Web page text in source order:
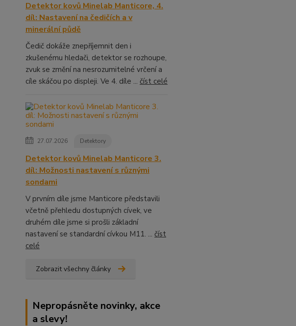
Detektor kovů Minelab Manticore, 4.
díl: Nastavení na čedičích a v
minerální půdě
Čedič dokáže znepříjemnit den i
zkušenému hledači, detektor se rozhoupe,
zvuk se změní na nesrozumitelné vrčení a
cíle skáčou po displeji. Ve 4. díle ... číst celé
27.07.2026 Detektory
Detektor kovů Minelab Manticore 3.
díl: Možnosti nastavení s různými
sondami
V prvním díle jsme Manticore představili
včetně přehledu dostupných cívek, ve
druhém díle jsme si prošli základní
nastavení se standardní cívkou M11. ... číst
celé
Zobrazit všechny články
Nepropásněte novinky, akce
a slevy!